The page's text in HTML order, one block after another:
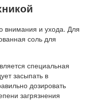
внимания и ухода. Для
соль для
специальная
засыпать в
дозировать
загрязнения